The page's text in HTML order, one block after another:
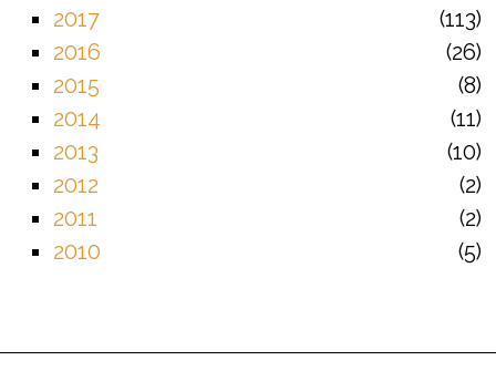
2017
113
2016
26
2015
8
2014
11
2013
10
2012
2
2011
2
2010
5